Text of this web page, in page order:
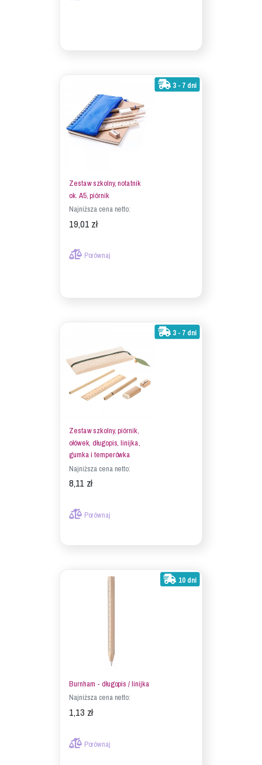
3 - 7 dni
Zestaw szkolny, notatnik
ok. A5, piórnik
Najniższa cena netto:
19,01 zł
Porównaj
3 - 7 dni
Zestaw szkolny, piórnik,
ołówek, długopis, linijka,
gumka i temperówka
Najniższa cena netto:
8,11 zł
Porównaj
10 dni
Burnham - długopis / linijka
Najniższa cena netto:
1,13 zł
Porównaj